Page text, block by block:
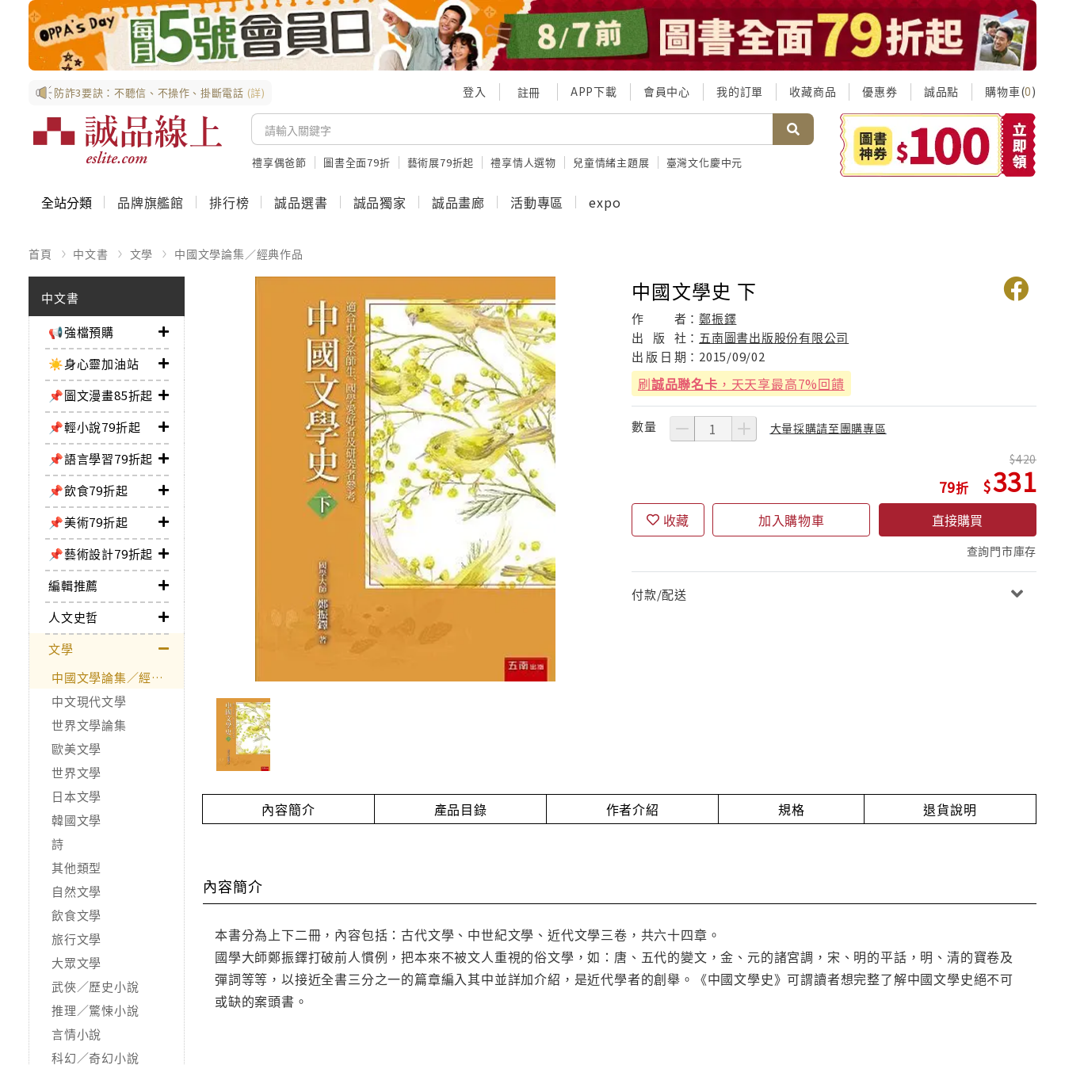
防詐3要訣：不聽信、不操作、掛斷電話 (詳) 登入 註冊 APP下載 會員中心 我的訂單 收藏商品 優惠券 誠品點 購物車(0)
禮享偶爸節 圖書全面79折 藝術展79折起 禮享情人選物 兒童情緒主題展 臺灣文化慶中元
全站分類 品牌旗艦館 排行榜 誠品選書 誠品獨家 誠品畫廊 活動專區 expo
首頁 中文書 文學 中國文學論集／經典作品
中文書
📢強檔預購
☀️身心靈加油站
📌圖文漫畫85折起
📌輕小說79折起
📌語言學習79折起
📌飲食79折起
📌美術79折起
📌藝術設計79折起
編輯推薦
人文史哲
文學
中國文學論集／經典作品
中文現代文學
世界文學論集
歐美文學
世界文學
日本文學
韓國文學
詩
其他類型
自然文學
飲食文學
旅行文學
大眾文學
武俠／歷史小說
推理／驚悚小說
言情小說
科幻／奇幻小說
中國文學史 下
作 者：鄭振鐸
出
版 社： 五南圖書出版股份有限公司
出 版 日 期： 2015/09/02
刷誠品聯名卡 ，天天享最高7%回饋
數量 大量採購請至團購專區
79
420
331
收藏 加入購物車 直接購買
查詢門市庫存
付款/配送
內容簡介 產品目錄 作者介紹 規格 退貨說明
內容簡介
本書分為上下二冊，內容包括：古代文學、中世紀文學、近代文學三卷，共六十四章。
國學大師鄭振鐸打破前人慣例，把本來不被文人重視的俗文學，如：唐、五代的變文，金、元的諸宮調，宋、明的平話，明、清的寶卷及
彈詞等等，以接近全書三分之一的篇章編入其中並詳加介紹，是近代學者的創舉。《中國文學史》可謂讀者想完整了解中國文學史絕不可
或缺的案頭書。